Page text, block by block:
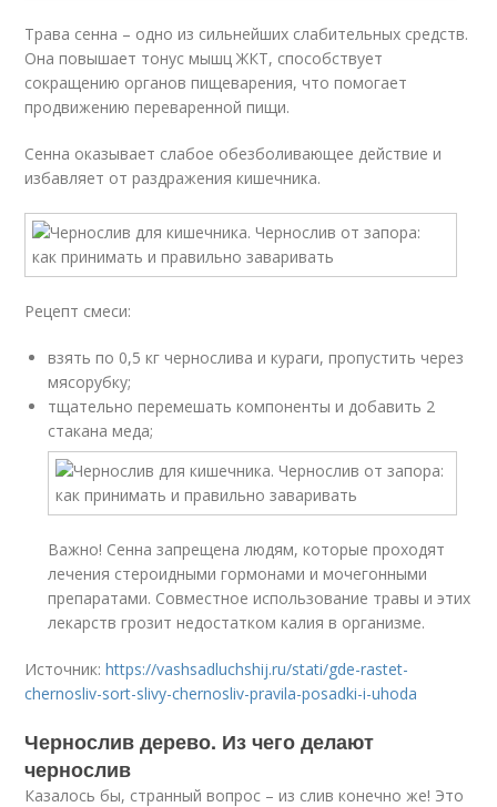
Трава сенна – одно из сильнейших слабительных средств.
Она повышает тонус мышц ЖКТ, способствует
сокращению органов пищеварения, что помогает
продвижению переваренной пищи.
Сенна оказывает слабое обезболивающее действие и
избавляет от раздражения кишечника.
Рецепт смеси:
взять по 0,5 кг чернослива и кураги, пропустить через
мясорубку;
тщательно перемешать компоненты и добавить 2
стакана меда;
Важно! Сенна запрещена людям, которые проходят
лечения стероидными гормонами и мочегонными
препаратами. Совместное использование травы и этих
лекарств грозит недостатком калия в организме.
Источник:https://vashsadluchshij.ru/stati/gde-rastet-
chernosliv-sort-slivy-chernosliv-pravila-posadki-i-uhoda
Чернослив дерево. Из чего делают
чернослив
Казалось бы, странный вопрос – из слив конечно же! Это